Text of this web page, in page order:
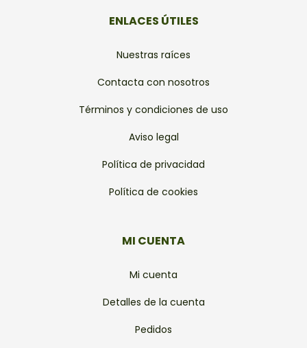
ENLACES ÚTILES
Nuestras raíces
Contacta con nosotros
Términos y condiciones de uso
Aviso legal
Política de privacidad
Política de cookies
MI CUENTA
Mi cuenta
Detalles de la cuenta
Pedidos